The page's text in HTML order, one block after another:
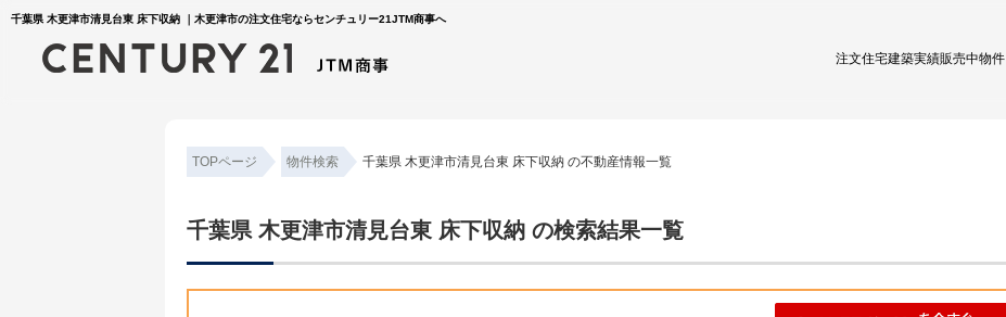
千葉県 木更津市清見台東 床下収納 ｜木更津市の注文住宅ならセンチュリー21JTM商事へ
注文住宅建築実績販売中物件
TOPページ 物件検索 千葉県 木更津市清見台東 床下収納 の不動産情報一覧
千葉県 木更津市清見台東 床下収納 の検索結果一覧